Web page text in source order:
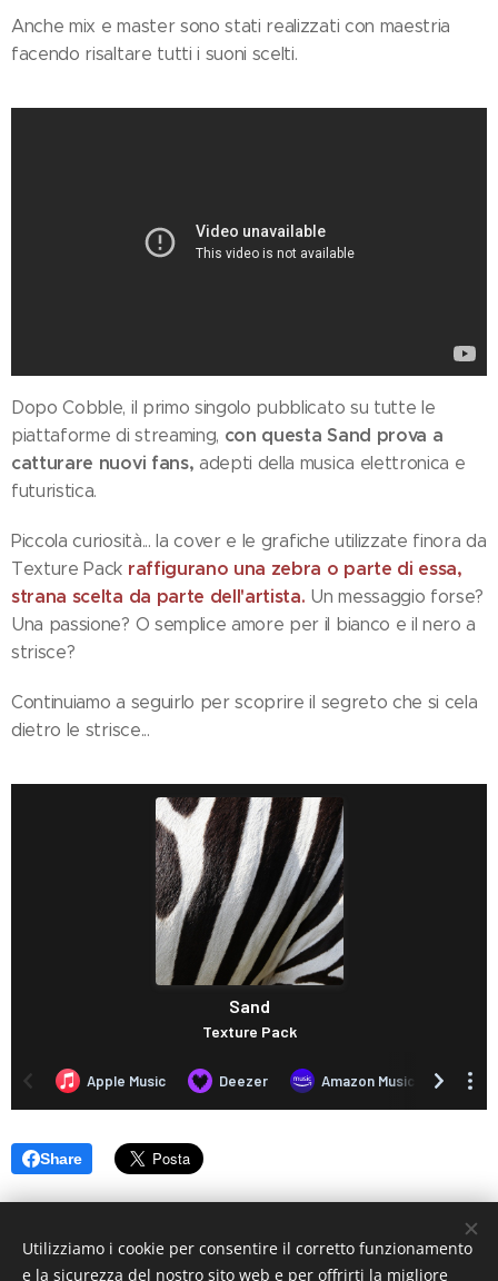
Anche mix e master sono stati realizzati con maestria
facendo risaltare tutti i suoni scelti.
Dopo Cobble, il primo singolo pubblicato su tutte le
piattaforme di streaming, con questa Sand prova a
catturare nuovi fans, adepti della musica elettronica e
futuristica.
Piccola curiosità... la cover e le grafiche utilizzate finora da
Texture Pack raffigurano una zebra o parte di essa,
strana scelta da parte dell'artista. Un messaggio forse?
Una passione? O semplice amore per il bianco e il nero a
strisce?
Continuiamo a seguirlo per scoprire il segreto che si cela
dietro le strisce...
Share
Utilizziamo i cookie per consentire il corretto funzionamento
e la sicurezza del nostro sito web e per offrirti la migliore